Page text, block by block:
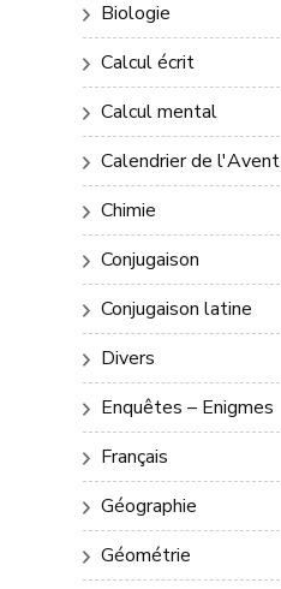
Biologie
Calcul écrit
Calcul mental
Calendrier de l'Avent
Chimie
Conjugaison
Conjugaison latine
Divers
Enquêtes – Enigmes
Français
Géographie
Géométrie